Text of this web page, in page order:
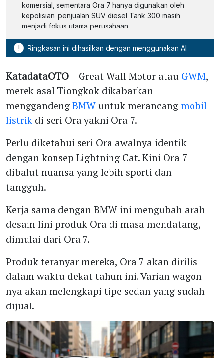
komersial, sementara Ora 7 hanya digunakan oleh
kepolisian; penjualan SUV diesel Tank 300 masih
menjadi fokus utama perusahaan.
! Ringkasan ini dihasilkan dengan menggunakan AI
KatadataOTO– Great Wall Motor atau GWM,
merek asal Tiongkok dikabarkan
menggandengBMW untuk merancangmobil
listrik di seri Ora yakni Ora 7.
Perlu diketahui seri Ora awalnya identik
dengan konsep Lightning Cat. Kini Ora 7
dibalut nuansa yang lebih sporti dan
tangguh.
Kerja sama dengan BMW ini mengubah arah
desain lini produk Ora di masa mendatang,
dimulai dari Ora 7.
Produk teranyar mereka, Ora 7 akan dirilis
dalam waktu dekat tahun ini. Varian wagon-
nya akan melengkapi tipe sedan yang sudah
dijual.